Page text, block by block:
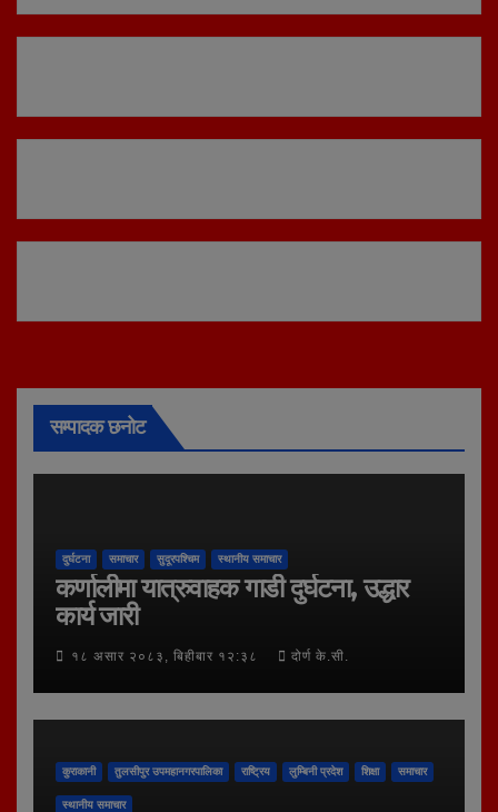
सम्पादक छनोट
दुर्घटना समाचार सुदूरपश्चिम स्थानीय समाचार
कर्णालीमा यात्रुवाहक गाडी दुर्घटना, उद्धार
कार्य जारी
१८ असार २०८३, बिहीबार १२:३८ दोर्ण के.सी.
कुराकानी तुलसीपुर उपमहानगरपालिका राष्ट्रिय लुम्बिनी प्रदेश शिक्षा समाचार
स्थानीय समाचार